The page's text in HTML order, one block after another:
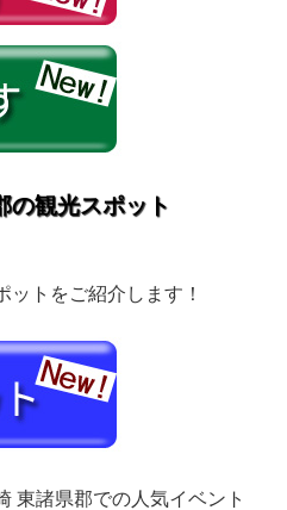
の観光スポット
トをご紹介します！
東諸県郡での人気イベント